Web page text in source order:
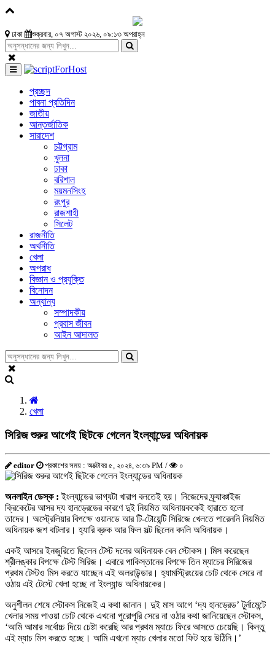
ঢাকা শুক্রবার, ০৭ অগাস্ট ২০২৬, ০৯:১৩ অপরাহ্ন
প্রচ্ছদ
পাবনা প্রতিদিন
জাতীয়
আন্তর্জাতিক
সারাদেশ
চট্টগ্রাম
খুলনা
ঢাকা
বরিশাল
ময়মনসিংহ
রংপুর
রাজশাহী
সিলেট
রাজনীতি
অর্থনীতি
খেলা
অপরাধ
বিজ্ঞান ও প্রযুক্তি
বিনোদন
অন্যান্য
সম্পাদকীয়
প্রবাস জীবন
আইন আদালত
খেলা
সিরিজ শুরুর আগেই ছিটকে গেলেন ইংল্যান্ডের অধিনায়ক
editor প্রকাশের সময় : অক্টোবর ৫, ২০২৪, ৬:৩৯ PM / ০
অনলাইন ডেস্ক : ইংল্যান্ডের ভাগ্যটা খারাপ বলতেই হয়। নিজেদের ফ্র্যাঞ্চাইজ
ক্রিকেটের আসর দ্য হানড্রেডের কারণে দুই নিয়মিত অধিনায়ককেই হারাতে হলো
তাদের। অস্ট্রেলিয়ার বিপক্ষে ওয়ানডে আর টি-টোয়েন্টি সিরিজে খেলতে পারেননি নিয়মিত
অধিনায়ক জশ বাটলার। হ্যারি ব্রুক আর ফিল সল্ট ছিলেন বদলি অধিনায়ক।
একই আসরে ইনজুরিতে ছিলেন টেস্ট দলের অধিনায়ক বেন স্টোকস। মিস করেছেন
শ্রীলঙ্কার বিপক্ষে টেস্ট সিরিজ। এবারে পাকিস্তানের বিপক্ষে তিন ম্যাচের সিরিজের
প্রথম টেস্টও মিস করতে যাচ্ছেন এই অলরাউন্ডার। হ্যামস্ট্রিংয়ের চোট থেকে সেরে না
ওঠায় এই টেস্টে খেলা হচ্ছে না ইংল্যান্ড অধিনায়কের।
অনুশীলন শেষে স্টোকস নিজেই এ কথা জানান। দুই মাস আগে ‘দ্য হানড্রেড’ টুর্নামেন্টে
খেলার সময় পাওয়া চোট থেকে এখনো পুরোপুরি সেরে না ওঠার কথা জানিয়েছেন স্টোকস,
‘আমি আমার সর্বোচ্চ দিয়ে চেষ্টা করেছি আর প্রথম ম্যাচে ফিরে আসতে চেয়েছি। কিন্তু
এই ম্যাচ মিস করতে হচ্ছে। আমি এখনো ম্যাচ খেলার মতো ফিট হয়ে উঠিনি।’